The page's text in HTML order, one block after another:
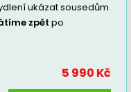
ukázat sousedům
zpět po
5 990 Kč